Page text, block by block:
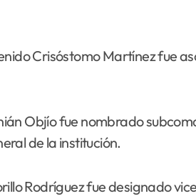
Crisóstomo Martínez fue
Objío fue nombrado
de la institución.
Rodríguez fue designado